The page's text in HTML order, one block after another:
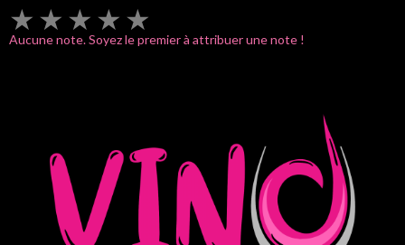
★ ★ ★ ★ ★
Aucune note. Soyez le premier à attribuer une note !